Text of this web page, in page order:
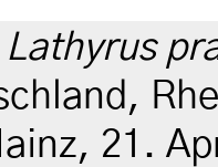
Lathyrus
21.